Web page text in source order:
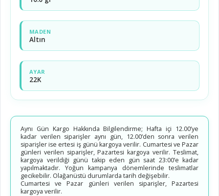
MADEN
Altın
AYAR
22K
Aynı Gün Kargo Hakkında Bilgilendirme; Hafta içi 12.00’ye
kadar verilen siparişler aynı gün, 12.00’den sonra verilen
siparişler ise ertesi iş günü kargoya verilir. Cumartesi ve Pazar
günleri verilen siparişler, Pazartesi kargoya verilir. Teslimat,
kargoya verildiği günü takip eden gün saat 23:00’e kadar
yapılmaktadır. Yoğun kampanya dönemlerinde teslimatlar
gecikebilir. Olağanüstü durumlarda tarih değişebilir.
Cumartesi ve Pazar günleri verilen siparişler, Pazartesi
kargoya verilir.